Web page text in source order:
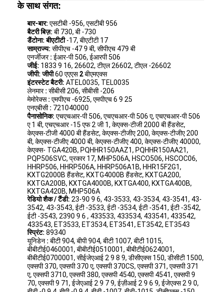
घर
उत्पादों
हमारे बारे में
के साथ संगत:
बार-बार: एसटीबी -956, एसटीबी 956
बैटरी बिज़: बी 730, बी -730
डैंटोना: बीएटीटी-17, बीएटीटी 17
साम्राज्य: सीपीएच -47 9 बी, सीपीएच 479 बी
एनर्जीजर: ईआर-पी 506, ईआरपी 506
जीई: 1833 9 16, 26602, टीएल 26602, टीएल -26602
जीपी: जीपी60 एएएस2बीएमएक्स
इंटरस्टेट बैटरी: ATEL0035, TEL0035
लेनमार: सीबीसी 206, सीबीसी -206
मेमोरेक्स: एमपीएच -6925, एमपीएच 6 9 25
एनएबीसी: 721040000
पैनासोनिक: एचएचआर-पी 506, एचएचआर-पी 506 ए, एचएचआर-पी 506
ए 1 बी, एचएचआर -15 एफ 2 जी 1, केएक्स-टीजी 2000 बी हैंडसेट,
केएक्स-टीजी 4000 बी हैंडसेट, केएक्स-टीजीए 200, केएक्स-टीजीए 200
बी, केएक्स-टीजीए 4000 बी, केएक्स-टीजीए 400, केएक्स-टीजीए 40000,
केएक्स- TGA420B, PQHHR150AAZ1, PQHHR150AA21,
PQP506SVC, प्रकार 17, MHP506A, HSCO506, HSCOC06,
HHRP506, HHRP506A, HHRP506A1B, HHR15F2G1,
KXTG2000B हैंडसेट, KXTG4000B हैंडसेट, KXTGA200,
KXTGA200B, KXTGA4000B, KXTGA400, KXTGA400B,
KXTGA420B, MHP506A
रेडियो शैक / टैंडी: 23-90 9 6, 43-3533, 43-3534, 43-3541, 43-
3542, 43-3543, ईटी -3533, ईटी -3534, ईटी -3541, ईटी -3542,
ईटी -3543, 2390 9 6 , 433533, 433534, 433541, 433542,
433543, ET3533, ET3534, ET3541, ET3542, ET3543
स्प्रिंट: 89340
यूनिडेन : बीटी 904, बीपी 904, बीटी 1007, बीटी 1015,
बीबीटीई0460001, बीबीटीई0510001, बीबीटीई0624001,
बीबीटीई0700001, सीईजेएआई 2 9 8 9, डीसीएक्स 150, डीसीटी 1500,
एक्सपी 370, एक्सपी 370 ए, एक्सपी 370CS, एक्सपी 371, एक्सपी 371
ए, एक्सपी 3710, एक्सपी 380, एक्सपी 4540, एक्सपी 4541, एक्सपी 9
70, एक्सपी 9 71, ईजेएआई 2 9 7 9, ईज़ीआई 2 9 6 9, ईजेएक्स 2 9 0,